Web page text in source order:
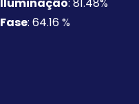
Fase: 64.16 %